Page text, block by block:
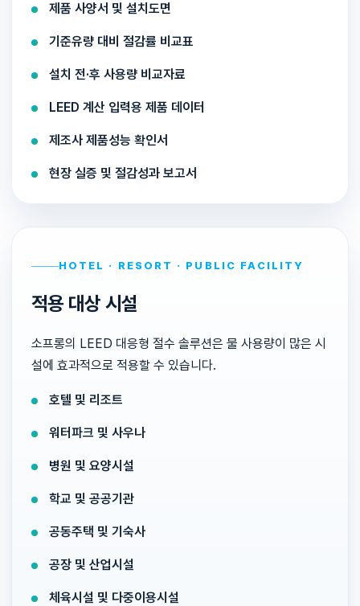
제품 사양서 및 설치도면
기준유량 대비 절감률 비교표
설치 전·후 사용량 비교자료
LEED 계산 입력용 제품 데이터
제조사 제품성능 확인서
현장 실증 및 절감성과 보고서
HOTEL · RESORT · PUBLIC FACILITY
적용 대상 시설
소프롱의 LEED 대응형 절수 솔루션은 물 사용량이 많은 시
설에 효과적으로 적용할 수 있습니다.
호텔 및 리조트
워터파크 및 사우나
병원 및 요양시설
학교 및 공공기관
공동주택 및 기숙사
공장 및 산업시설
체육시설 및 다중이용시설